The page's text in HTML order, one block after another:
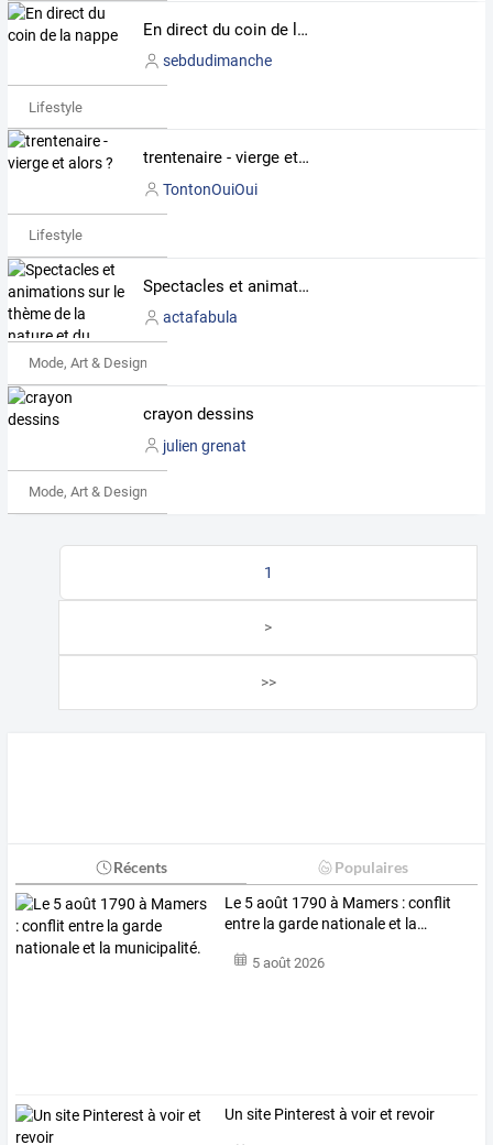
En direct du coin de la nappe
sebdudimanche
Lifestyle
trentenaire - vierge et alors ?
TontonOuiOui
Lifestyle
Spectacles et animations sur le thème de la nature et du développement durable
actafabula
Mode, Art & Design
crayon dessins
julien grenat
Mode, Art & Design
1
>
>>
Récents Populaires
Le 5août 1790 à Mamers :conflit
entre la garde nationaleet la…
5 août 2026
Un site Pinterest à voir et revoir